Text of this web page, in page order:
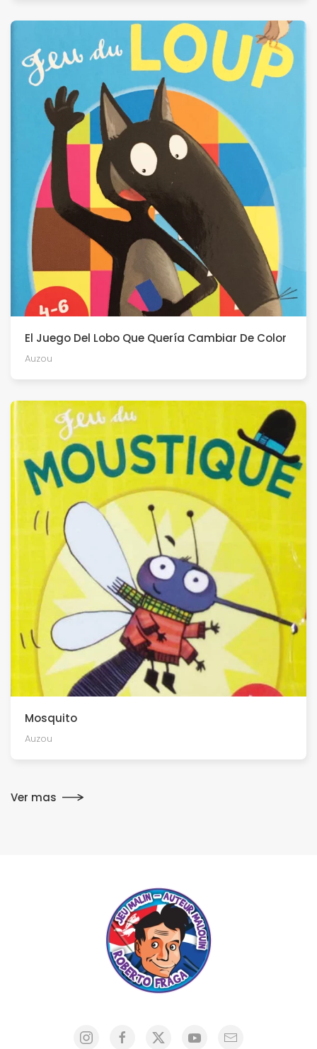
El Juego Del Lobo Que Quería Cambiar De Color
Auzou
Mosquito
Auzou
Ver mas